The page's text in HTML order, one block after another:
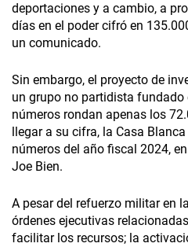
deportaciones y a cambio, a
días en el poder cifró en
un comunicado.
Sin embargo, el proyecto de
un grupo no partidista fundado
números rondan apenas los
llegar a su cifra, la Casa
números del año fiscal 2024,
Joe Bien.
A pesar del refuerzo militar en
órdenes ejecutivas
facilitar los recursos; la